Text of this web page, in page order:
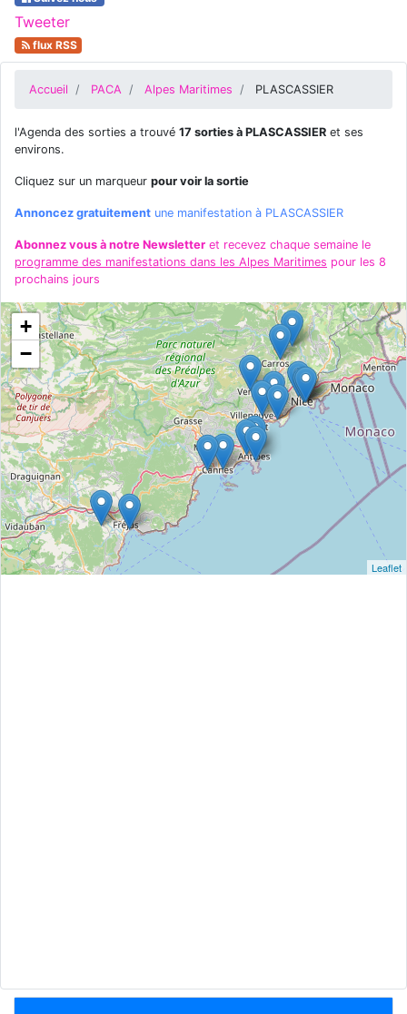
Tweeter
flux RSS
Accueil PACA Alpes Maritimes PLASCASSIER
l'Agenda des sorties a trouvé 17 sorties à PLASCASSIER et ses
environs.
Cliquez sur un marqueur pour voir la sortie
Annoncez gratuitement une manifestation à PLASCASSIER
Abonnez vous à notre Newsletter et recevez chaque semaine le
programme des manifestations dans les Alpes Maritimes pour les 8
prochains jours
+
−
Leaflet